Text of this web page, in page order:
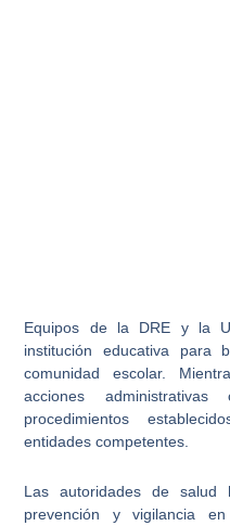
Equipos de la DRE y la
institución educativa para
comunidad escolar.
acciones
procedimientos
entidades competentes.
Las autoridades de
prevención y vigilancia